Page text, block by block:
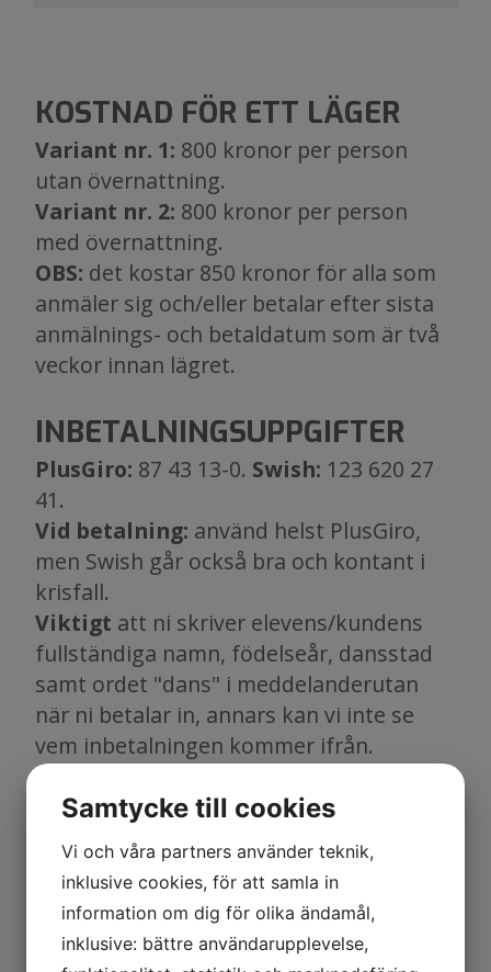
KOSTNAD FÖR ETT LÄGER
Variant nr. 1: 800 kronor per person
utan övernattning.
Variant nr. 2: 800 kronor per person
med övernattning.
OBS: det kostar 850 kronor för alla som
anmäler sig och/eller betalar efter sista
anmälnings- och betaldatum som är två
veckor innan lägret.
INBETALNINGSUPPGIFTER
PlusGiro: 87 43 13-0.​​​​​​​ Swish: 123 620 27
41.
Vid betalning: använd helst PlusGiro,
men Swish går också bra och kontant i
krisfall.
Viktigt att ni skriver elevens/kundens
fullständiga namn, födelseår, dansstad
samt ordet "dans" i meddelanderutan
när ni betalar in, annars kan vi inte se
vem inbetalningen kommer ifrån.
Sista inbetalningsdatum:
innan ska lägret vara betalt och då blir
även lägeranmälan bindande (vilket
innebär betalningskrav) och
förseningsavgift läggs även på med 50kr.
Betalar eller anmäler ni er efter sista
inbetalningsdatumet kostar det 850kr
Samtycke till cookies
Vi och våra partners använder teknik,
inklusive cookies, för att samla in
information om dig för olika ändamål,
inklusive: bättre användarupplevelse,